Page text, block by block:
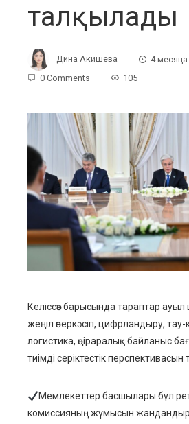
талқылады
Дина Акишева
4
0 Comments
105
Келіссөз барысында тараптар
жеңіл өнеркәсіп, цифрландыру, тау-
логистика, өңіраралық байланыс
тиімді серіктестік
Мемлекеттер басшылары бұл
комиссияның жұмысын